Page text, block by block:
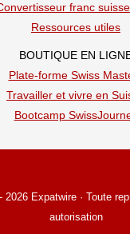
franc
Ressources utiles
BOUTIQUE EN
Plate-forme Swiss
Travailler et vivre en
Bootcamp
Expatwire · Toute
autorisation